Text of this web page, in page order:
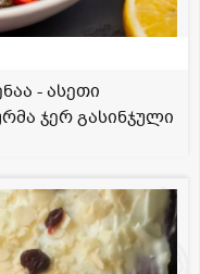
- ასეთი
ჯერ გასინჯული